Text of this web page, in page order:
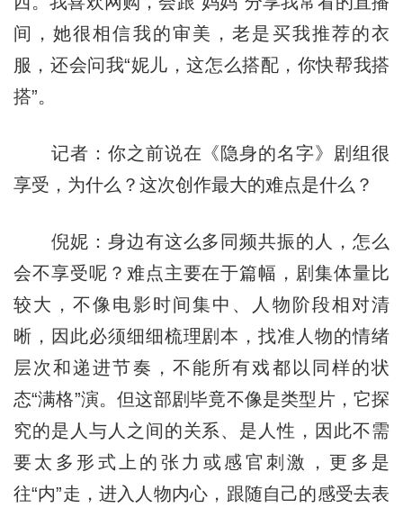
间，她很相信我的审美，老是买我推荐的衣
服，还会问我“妮儿，这怎么搭配，你快帮我搭
搭”。
记者：你之前说在《隐身的名字》剧组很
享受，为什么？这次创作最大的难点是什么？
倪妮：身边有这么多同频共振的人，怎么
会不享受呢？难点主要在于篇幅，剧集体量比
较大，不像电影时间集中、人物阶段相对清
晰，因此必须细细梳理剧本，找准人物的情绪
层次和递进节奏，不能所有戏都以同样的状
态“满格”演。但这部剧毕竟不像是类型片，它探
究的是人与人之间的关系、是人性，因此不需
要太多形式上的张力或感官刺激，更多是
往“内”走，进入人物内心，跟随自己的感受去表